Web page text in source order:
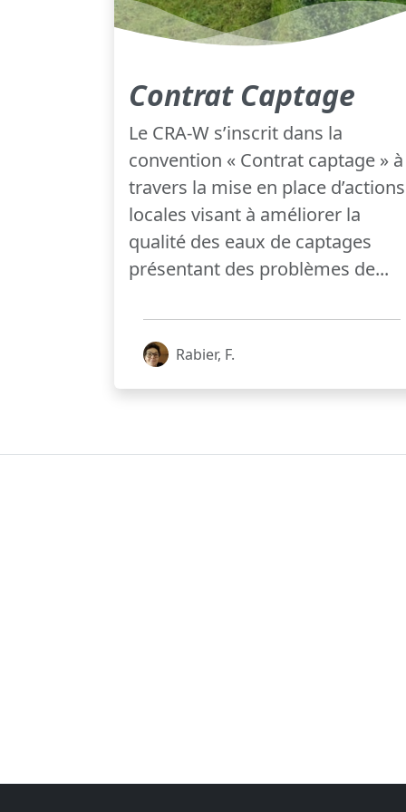
Contrat Captage
Le CRA-W s’inscrit dans la
convention « Contrat captage » à
travers la mise en place d’actions
locales visant à améliorer la
qualité des eaux de captages
présentant des problèmes de...
Rabier, F.